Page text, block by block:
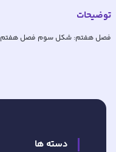
توضیحات
فصل هفتم: شکل سوم فصل هفتم
دسته ها